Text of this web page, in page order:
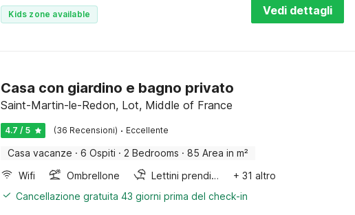
Kids zone available Vedi dettagli
Casa con giardino e bagno privato
Saint-Martin-le-Redon, Lot, Middle of France
4.7 / 5 (36 Recensioni) · Eccellente
Casa vacanze · 6 Ospiti · 2 Bedrooms · 85 Area in m²
Wifi
Ombrellone Lettini prendisole
+ 31 altro
Cancellazione gratuita 43 giorni prima del check-in